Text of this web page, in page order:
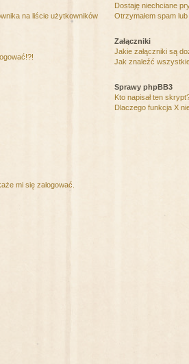
na liście użytkowników
mi się zalogować.
Dostaję niechciane
Otrzymałem spam
Załączniki
Jakie załączniki są
Jak znaleźć
Sprawy phpBB3
Kto napisał ten
Dlaczego funkcja X